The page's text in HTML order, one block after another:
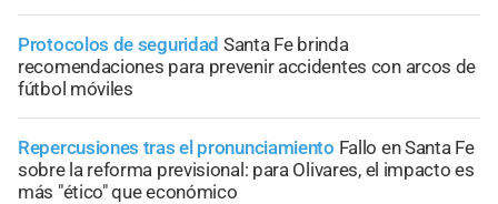
Protocolos de seguridad Santa Fe brinda
recomendaciones para prevenir accidentes con arcos de
fútbol móviles
Repercusiones tras el pronunciamiento Fallo en Santa Fe
sobre la reforma previsional: para Olivares, el impacto es
más "ético" que económico